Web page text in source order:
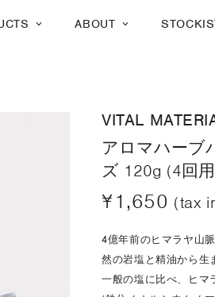
ABOUT
VITAL
アロマハーブ
ズ 120g (4回
¥1,650 (tax
4億年前のヒマラヤ山
然の岩塩と精油から生
一般の塩に比べ、ヒマ